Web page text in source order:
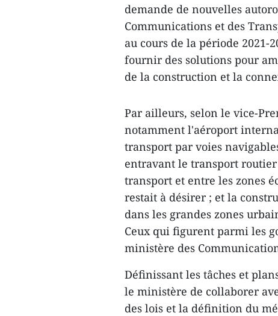
demande de nouvelles
Communications et des
au cours de la période 2021-
fournir des solutions pour
de la construction et la
Par ailleurs, selon le vice-
notamment l'aéroport
transport par voies
entravant le transport
transport et entre les zones
restait à désirer ; et la
dans les grandes zones
Ceux qui figurent parmi les
ministère des
Définissant les tâches et
le ministère de collaborer
des lois et la définition du